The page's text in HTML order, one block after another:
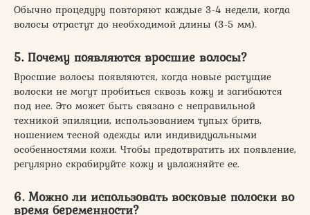
Обычно процедуру повторяют каждые 3-4 недели, когда
волосы отрастут до необходимой длины (3-5 мм).
5. Почему появляются вросшие волосы?
Вросшие волосы появляются, когда новые растущие
волоски не могут пробиться сквозь кожу и загибаются
под нее. Это может быть связано с неправильной
техникой эпиляции, использованием тупых бритв,
ношением тесной одежды или индивидуальными
особенностями кожи. Чтобы предотвратить их появление,
регулярно скрабируйте кожу и увлажняйте ее.
6. Можно ли использовать восковые полоски во
время беременности?